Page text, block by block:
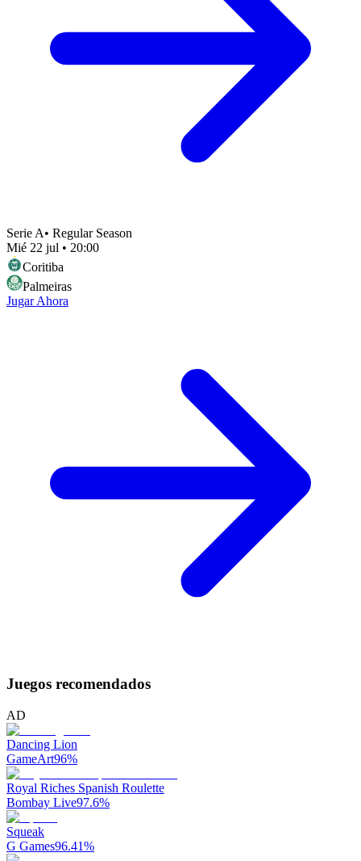
Serie A• Regular Season
Mié 22 jul • 20:00
Coritiba
Palmeiras
Jugar Ahora
Juegos recomendados
AD
Dancing Lion
GameArt96%
Royal Riches Spanish Roulette
Bombay Live97.6%
Squeak
G Games96.41%